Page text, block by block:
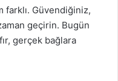
farklı. Güvendiğiniz,
geçirin. Bugün
gerçek bağlara